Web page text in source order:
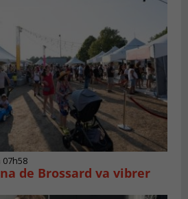
07h58
de Brossard va vibrer